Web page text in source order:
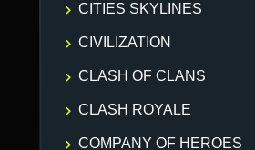
CITIES SKYLINES
CIVILIZATION
CLASH OF CLANS
CLASH ROYALE
COMPANY OF HEROES